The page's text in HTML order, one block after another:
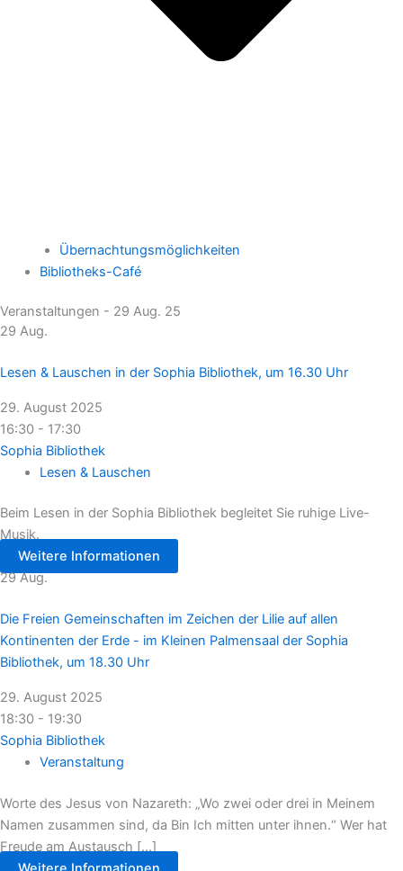
Übernachtungsmöglichkeiten
Bibliotheks-Café
Veranstaltungen - 29 Aug. 25
29 Aug.
Lesen & Lauschen in der Sophia Bibliothek, um 16.30 Uhr
29. August 2025
16:30 - 17:30
Sophia Bibliothek
Lesen & Lauschen
Beim Lesen in der Sophia Bibliothek begleitet Sie ruhige Live-
Musik.
Weitere Informationen
29 Aug.
Die Freien Gemeinschaften im Zeichen der Lilie auf allen
Kontinenten der Erde - im Kleinen Palmensaal der Sophia
Bibliothek, um 18.30 Uhr
29. August 2025
18:30 - 19:30
Sophia Bibliothek
Veranstaltung
Worte des Jesus von Nazareth: „Wo zwei oder drei in Meinem
Namen zusammen sind, da Bin Ich mitten unter ihnen.“ Wer hat
Freude am Austausch [...]